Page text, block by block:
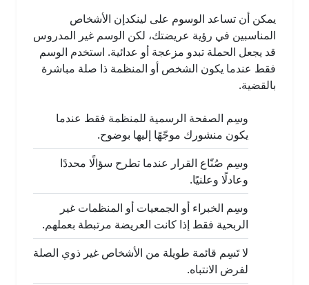
يمكن أن تساعد الوسوم على لينكدإن الأشخاص
المناسبين في رؤية عريضتك، لكن الوسم غير المدروس
قد يجعل الحملة تبدو مزعجة أو عدائية. استخدم الوسم
فقط عندما يكون الشخص أو المنظمة ذا صلة مباشرة
بالقضية.
وسِم الصفحة الرسمية للمنظمة فقط عندما
يكون منشورك موجّهًا إليها بوضوح.
وسِم صُنّاع القرار عندما تطرح سؤالًا محددًا
وعادلًا وعلنيًا.
وسِم الخبراء أو الجمعيات أو المنظمات غير
الربحية فقط إذا كانت العريضة مرتبطة بعملهم.
لا تَسِم قائمة طويلة من الأشخاص غير ذوي الصلة
لفرض الانتباه.